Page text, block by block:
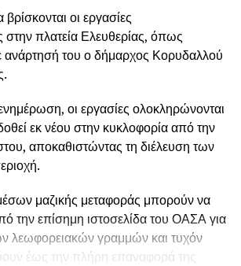
βρίσκονται οι εργασίες
πλατεία Ελευθερίας, όπως
ανάρτησή του ο δήμαρχος Κορυδαλλού
οι εργασίες ολοκληρώνονται
εκ νέου στην κυκλοφορία από την
αποκαθιστώντας τη διέλευση των
μαζικής μεταφοράς μπορούν να
την επίσημη ιστοσελίδα του ΟΑΣΑ για
λεωφορειακών γραμμών και τυχόν
έως την πλήρη επαναφορά της